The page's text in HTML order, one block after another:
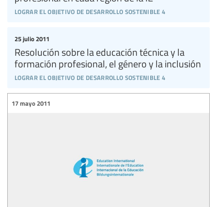
lograr el objetivo de desarrollo sostenible 4
lograr el objetivo de desarrollo sostenible 4
25 julio 2011
Resolución sobre la educación técnica y la
formación profesional, el género y la inclusión
17 mayo 2011